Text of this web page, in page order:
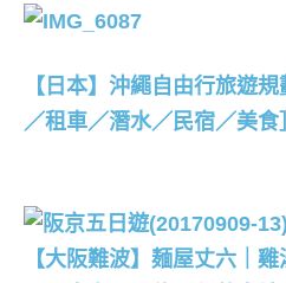
【日本】沖繩自由行旅遊
／租車／潛水／民宿／美食
【大阪難波】麺屋丈六｜